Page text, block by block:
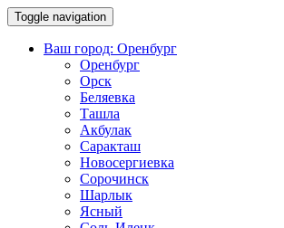
Toggle navigation
Ваш город: Оренбург
Оренбург
Орск
Беляевка
Ташла
Акбулак
Саракташ
Новосергиевка
Сорочинск
Шарлык
Ясный